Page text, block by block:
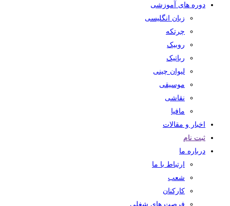
دوره های آموزشی
زبان انگلیسی
چرتکه
روبیک
رباتیک
لیوان چینی
موسیقی
نقاشی
مافیا
اخبار و مقالات
ثبت نام
درباره ما
ارتباط با ما
شعب
کارکنان
فرصت های شغلی